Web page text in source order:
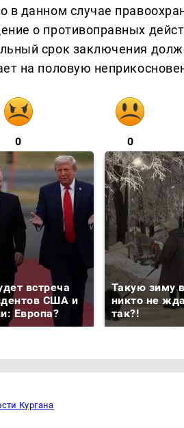
в данном случае
о противоправных
срок заключения
на половую
0 0
встреча
США и
Европа?
Такую зиму
никто не
так?!
Кургана